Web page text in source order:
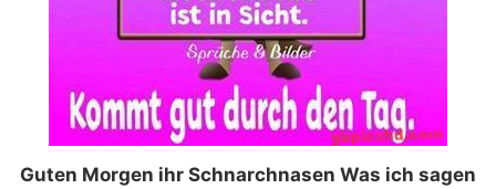
Guten Morgen ihr Schnarchnasen Was ich sagen